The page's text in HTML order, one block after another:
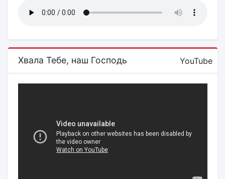
Хвала Тебе, наш Господь YouTube